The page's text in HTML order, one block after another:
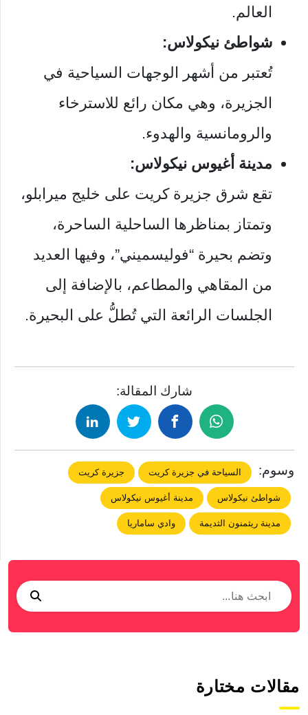
العالم.
شواطئ نيكولاس:
تُعتبر من أشهر الوجهات السياحية في
الجزيرة، وهي مكان رائع للاسترخاء
والرومانسية والهدوء.
مدينة أغيوس نيكولاس:
تقع شرق جزيرة كريت على خليج ميرابلو،
وتمتاز بمناظرها الساحلية الساحرة،
وتضم بحيرة “فوليسميني”، وفيها العديد
من المقاهي والمطاعم، بالإضافة إلى
الجلسات الرائعة التي تُطلُّ على البحيرة.
شارك المقالة:
وسوم: السياحة في جزيرة كريت جزيرة كريت
شواطئ نيكولاس مدينة أغيوس نيكولاس
مدينة ريثمنون الثديمة وادي ساماريا
مقالات مختارة